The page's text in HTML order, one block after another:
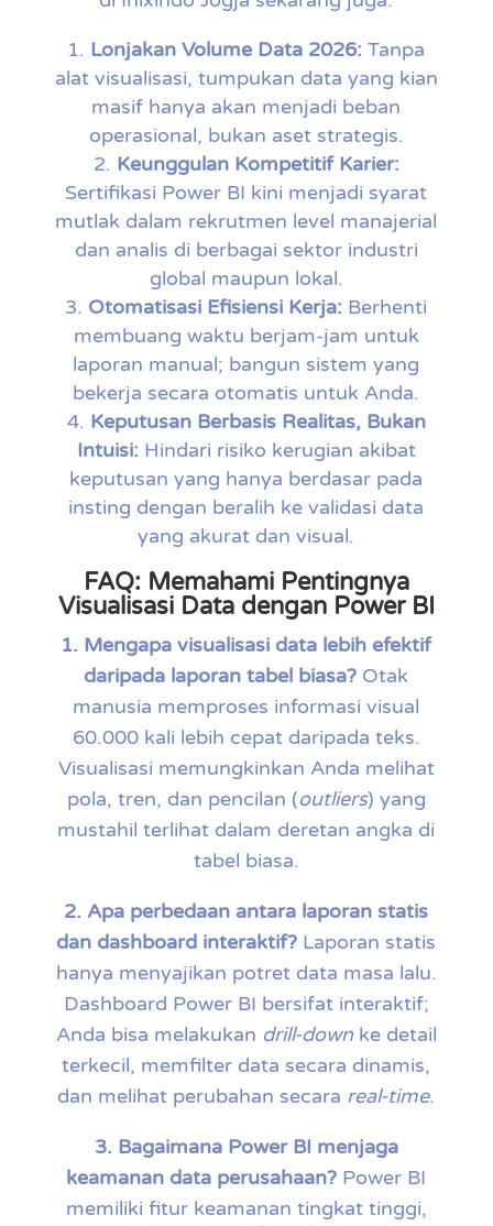
Lonjakan Volume Data 2026: Tanpa
alat visualisasi, tumpukan data yang kian
masif hanya akan menjadi beban
operasional, bukan aset strategis.
Keunggulan Kompetitif Karier:
Sertifikasi Power BI kini menjadi syarat
mutlak dalam rekrutmen level manajerial
dan analis di berbagai sektor industri
global maupun lokal.
Otomatisasi Efisiensi Kerja: Berhenti
membuang waktu berjam-jam untuk
laporan manual; bangun sistem yang
bekerja secara otomatis untuk Anda.
Keputusan Berbasis Realitas, Bukan
Intuisi: Hindari risiko kerugian akibat
keputusan yang hanya berdasar pada
insting dengan beralih ke validasi data
yang akurat dan visual.
FAQ: Memahami Pentingnya
Visualisasi Data dengan Power BI
1. Mengapa visualisasi data lebih efektif
daripada laporan tabel biasa? Otak
manusia memproses informasi visual
60.000 kali lebih cepat daripada teks.
Visualisasi memungkinkan Anda melihat
pola, tren, dan pencilan (outliers) yang
mustahil terlihat dalam deretan angka di
tabel biasa.
2. Apa perbedaan antara laporan statis
dan dashboard interaktif? Laporan statis
hanya menyajikan potret data masa lalu.
Dashboard Power BI bersifat interaktif;
Anda bisa melakukan drill-downke detail
terkecil, memfilter data secara dinamis,
dan melihat perubahan secara real-time.
3. Bagaimana Power BI menjaga
keamanan data perusahaan? Power BI
memiliki fitur keamanan tingkat tinggi,